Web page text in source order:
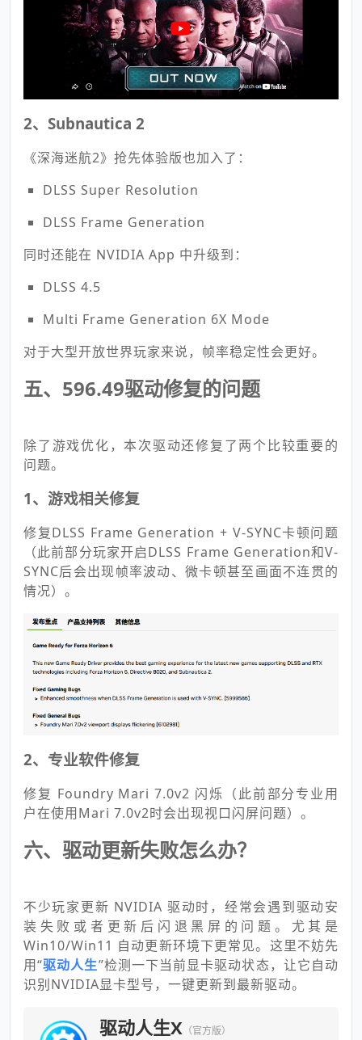
2、Subnautica 2
《深海迷航2》抢先体验版也加入了：
DLSS Super Resolution
DLSS Frame Generation
同时还能在 NVIDIA App 中升级到：
DLSS 4.5
Multi Frame Generation 6X Mode
对于大型开放世界玩家来说，帧率稳定性会更好。
五、596.49驱动修复的问题
除了游戏优化，本次驱动还修复了两个比较重要的
问题。
1、游戏相关修复
修复DLSS Frame Generation + V-SYNC卡顿问题
（此前部分玩家开启DLSS Frame Generation和V-
SYNC后会出现帧率波动、微卡顿甚至画面不连贯的
情况）。
2、专业软件修复
修复 Foundry Mari 7.0v2 闪烁（此前部分专业用
户在使用Mari 7.0v2时会出现视口闪屏问题）。
六、驱动更新失败怎么办？
不少玩家更新 NVIDIA 驱动时，经常会遇到驱动安
装失败或者更新后闪退黑屏的问题。尤其是
Win10/Win11 自动更新环境下更常见。这里不妨先
用“驱动人生”检测一下当前显卡驱动状态，让它自动
识别NVIDIA显卡型号，一键更新到最新驱动。
驱动人生X （官方版）